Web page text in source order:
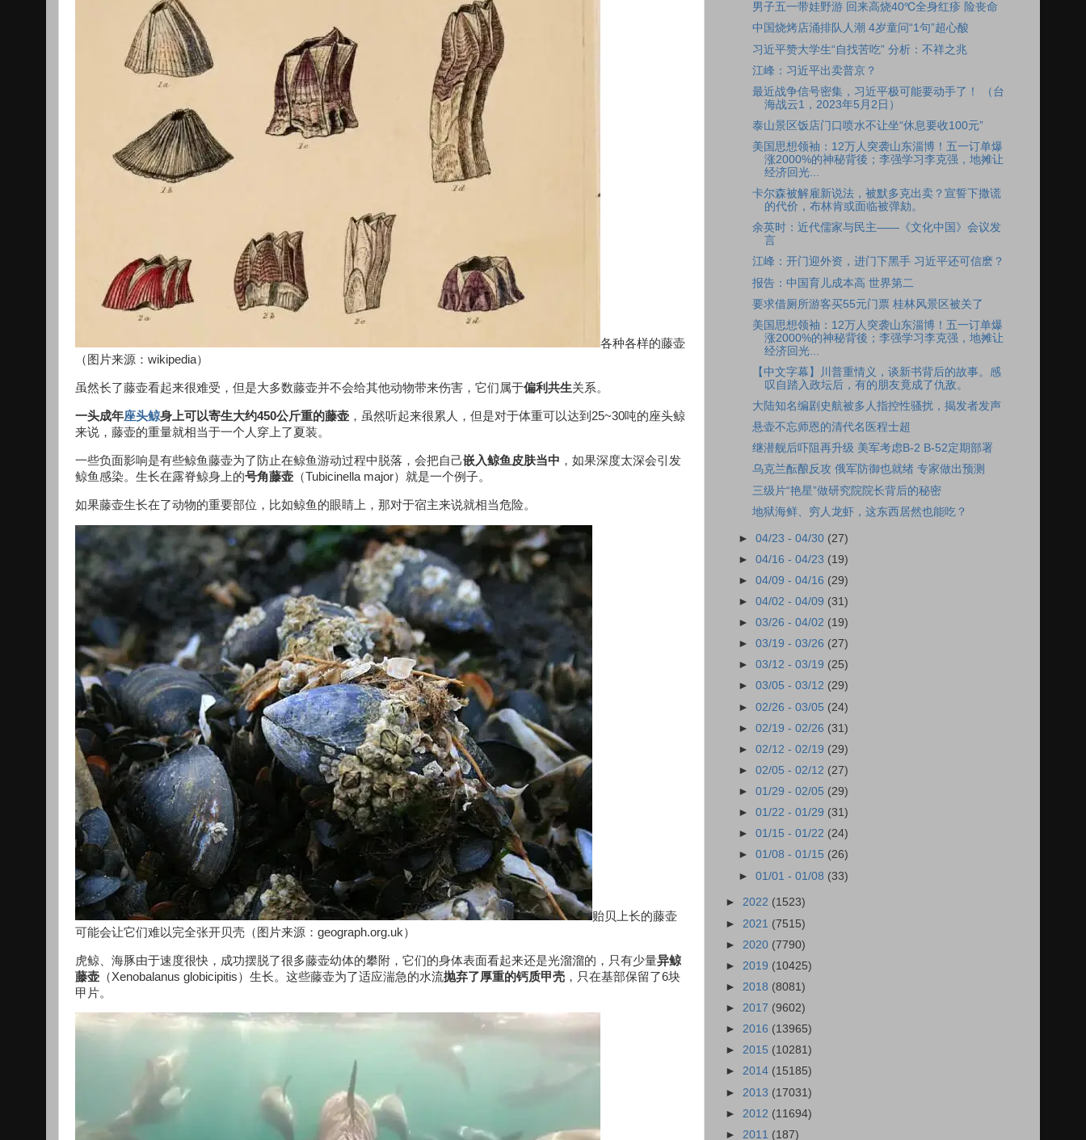
各种各样的藤壶
（图片来源：wikipedia）
虽然长了藤壶看起来很难受，但是大多数藤壶并不会给其他动物带来伤害，它们属于偏利共生关系。
一头成年座头鲸身上可以寄生大约450公斤重的藤壶 ，虽然听起来很累人，但是对于体重可以达到25~30吨的座头鲸
来说，藤壶的重量就相当于一个人穿上了夏装。
一些负面影响是有些鲸鱼藤壶为了防止在鲸鱼游动过程中脱落，会把自己嵌入鲸鱼皮肤当中 ，如果深度太深会引发
鲸鱼感染。生长在露脊鲸身上的号角藤壶 （Tubicinella major）就是一个例子。
如果藤壶生长在了动物的重要部位，比如鲸鱼的眼睛上，那对于宿主来说就相当危险。
贻贝上长的藤壶
可能会让它们难以完全张开贝壳（图片来源：geograph.org.uk）
虎鲸、海豚由于速度很快，成功摆脱了很多藤壶幼体的攀附，它们的身体表面看起来还是光溜溜的，只有少量异鲸
藤壶 （Xenobalanus globicipitis）生长。这些藤壶为了适应湍急的水流抛弃了厚重的钙质甲壳 ，只在基部保留了6块
甲片。
男子五一带娃野游 回来高烧40℃全身红疹 险丧命
中国烧烤店涌排队人潮 4岁童问“1句”超心酸
习近平赞大学生“自找苦吃” 分析：不祥之兆
江峰：习近平出卖普京？
最近战争信号密集，习近平极可能要动手了！ （台
海战云1，2023年5月2日）
泰山景区饭店门口喷水不让坐“休息要收100元”
美国思想领袖：12万人突袭山东淄博！五一订单爆
涨2000%的神秘背後；李强学习李克强，地摊让
经济回光...
卡尔森被解雇新说法，被默多克出卖？宣誓下撒谎
的代价，布林肯或面临被弹劾。
余英时：近代儒家与民主——《文化中国》会议发
言
江峰：开门迎外资，进门下黑手 习近平还可信麽？
报告：中国育儿成本高 世界第二
要求借厕所游客买55元门票 桂林风景区被关了
美国思想领袖：12万人突袭山东淄博！五一订单爆
涨2000%的神秘背後；李强学习李克强，地摊让
经济回光...
【中文字幕】川普重情义，谈新书背后的故事。感
叹自踏入政坛后，有的朋友竟成了仇敌。
大陆知名编剧史航被多人指控性骚扰，揭发者发声
悬壶不忘师恩的清代名医程士超
继潜舰后吓阻再升级 美军考虑B-2 B-52定期部署
乌克兰酝酿反攻 俄军防御也就绪 专家做出预测
三级片“艳星”做研究院院长背后的秘密
地狱海鲜、穷人龙虾，这东西居然也能吃？
►04/23 - 04/30 (27)
►04/16 - 04/23 (19)
►04/09 - 04/16 (29)
►04/02 - 04/09 (31)
►03/26 - 04/02 (19)
►03/19 - 03/26 (27)
►03/12 - 03/19 (25)
►03/05 - 03/12 (29)
►02/26 - 03/05 (24)
►02/19 - 02/26 (31)
►02/12 - 02/19 (29)
►02/05 - 02/12 (27)
►01/29 - 02/05 (29)
►01/22 - 01/29 (31)
►01/15 - 01/22 (24)
►01/08 - 01/15 (26)
►01/01 - 01/08 (33)
► 2022 (1523)
► 2021 (7515)
► 2020 (7790)
► 2019 (10425)
► 2018 (8081)
► 2017 (9602)
► 2016 (13965)
► 2015 (10281)
► 2014 (15185)
► 2013 (17031)
► 2012 (11694)
► 2011 (187)